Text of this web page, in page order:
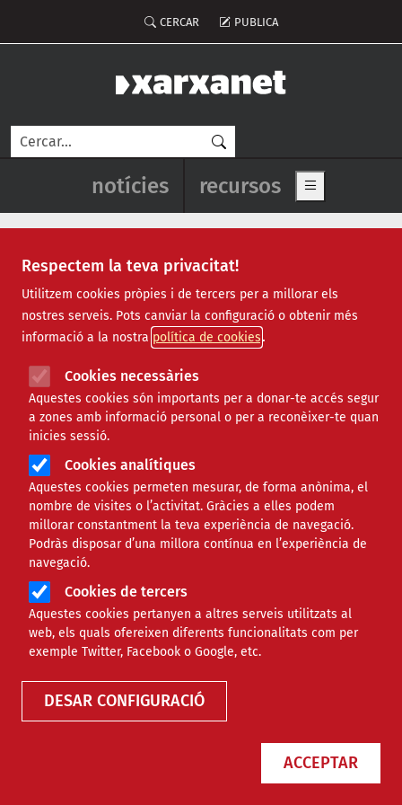
Respectem la teva privacitat!
Utilitzem cookies pròpies i de tercers per a millorar els
nostres serveis. Pots canviar la configuració o obtenir més
informació a la nostra política de cookies
Cookies necessàries
Aquestes cookies són importants per a donar-te accés segur
a zones amb informació personal o per a reconèixer-te quan
inicies sessió.
Cookies analítiques
Aquestes cookies permeten mesurar, de forma anònima, el
nombre de visites o l’activitat. Gràcies a elles podem
millorar constantment la teva experiència de navegació.
Podràs disposar d’una millora contínua en l’experiència de
navegació.
Cookies de tercers
Aquestes cookies pertanyen a altres serveis utilitzats al
web, els quals ofereixen diferents funcionalitats com per
exemple Twitter, Facebook o Google, etc.
DESAR CONFIGURACIÓ
ACCEPTAR
Menú del compte d'usuari
CERCAR PUBLICA
Cerca
Navegació principal de
notícies recursos Show main
Notícies
Totes | Ambiental | Comunitari | Cultural | Social
|
Internacional | Projectes | Jurídic | Tecnològic
Formació
Àmbit de la notícia
GENERAL
LOPIVI i el paper dels
entrenadors i entrenadores:
com garantir un esport base
segur, educatiu i lliure de
violència
Comparteix
Compartir en altres xarxes socials